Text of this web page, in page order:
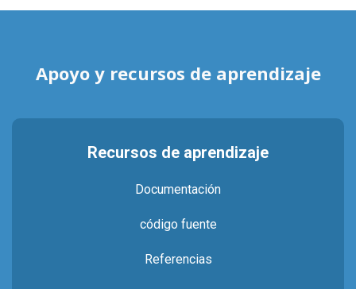
Apoyo y recursos de aprendizaje
Recursos de aprendizaje
Documentación
código fuente
Referencias